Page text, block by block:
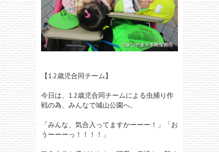
【1.2歳児合同チーム】
今日は、1.2歳児合同チームによる虫捕り作
戦の為、みんなで城山公園へ。
「みんな、気合入ってますかーーー！」「お
うーーーっ！！！！」